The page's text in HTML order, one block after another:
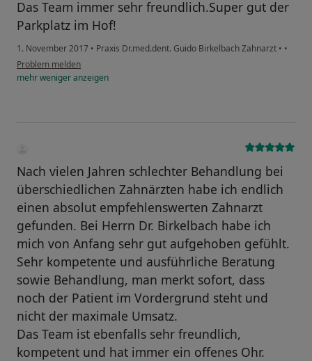
Das Team immer sehr freundlich.Super gut der
Parkplatz im Hof!
1. November 2017 • Praxis Dr.med.dent. Guido Birkelbach Zahnarzt • •
Problem melden
mehrwenigeranzeigen
Nach vielen Jahren schlechter Behandlung bei
überschiedlichen Zahnärzten habe ich endlich
einen absolut empfehlenswerten Zahnarzt
gefunden. Bei Herrn Dr. Birkelbach habe ich
mich von Anfang sehr gut aufgehoben gefühlt.
Sehr kompetente und ausführliche Beratung
sowie Behandlung, man merkt sofort, dass
noch der Patient im Vordergrund steht und
nicht der maximale Umsatz.
Das Team ist ebenfalls sehr freundlich,
kompetent und hat immer ein offenes Ohr.